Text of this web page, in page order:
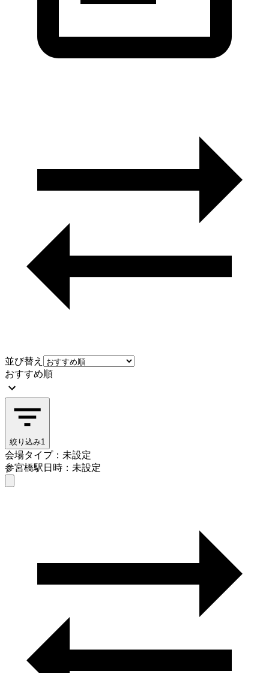
並び替え
おすすめ順
絞り込み1
会場タイプ：未設定
参宮橋駅日時：未設定